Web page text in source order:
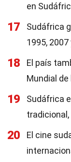
en
17 Sudáfrica
1995, 2007
18
El país
Mundial de
19 Sudáfrica
20
El cine